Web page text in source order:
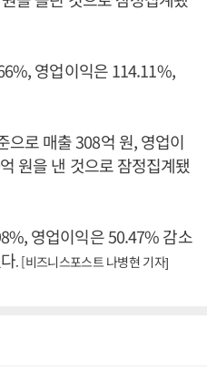
영업이익은 114.11%,
으로 매출 308억 원, 영업이
원을 낸 것으로 잠정집계됐
영업이익은 50.47% 감소
. [비즈니스포스트 나병현 기자]